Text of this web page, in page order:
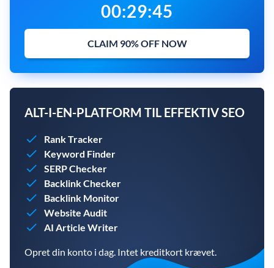
00:29:43
CLAIM 90% OFF NOW
ALT-I-EN-PLATFORM TIL EFFEKTIV SEO
Rank Tracker
Keyword Finder
SERP Checker
Backlink Checker
Backlink Monitor
Website Audit
AI Article Writer
Opret din konto i dag. Intet kreditkort krævet.